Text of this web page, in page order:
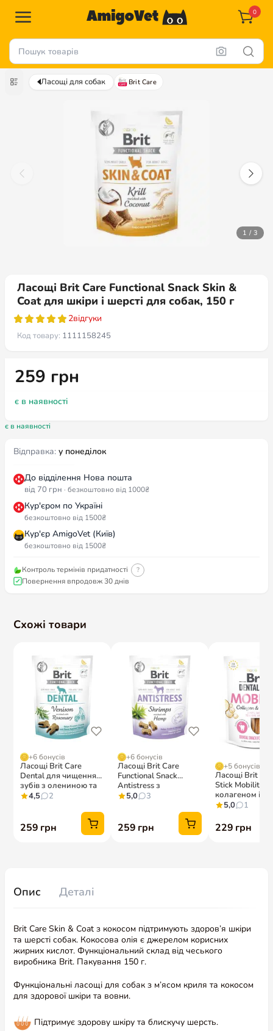
0
Ласощі для собак Brit Care
1 / 3
Ласощі Brit Care Functional Snack Skin &
Coat для шкіри і шерсті для собак, 150 г
2відгуки
Код товару: 1111158245
259 грн
є в наявності
є в наявності
Відправка: у понеділок
До відділення Нова пошта
від 70 грн · безкоштовно від 1000₴
Кур'єром по Україні
безкоштовно від 1500₴
Кур'єр AmigoVet (Київ)
безкоштовно від 1500₴
Контроль термінів придатності ?
Повернення впродовж 30 днів
Схожі товари
Опис Деталі
Brit Care Skin & Coat з кокосом підтримують здоров’я шкіри
та шерсті собак. Кокосова олія є джерелом корисних
жирних кислот. Функціональний склад від чеського
виробника Brit. Пакування 150 г.
Функціональні ласощі для собак з м’ясом криля та кокосом
для здорової шкіри та вовни.
Підтримує здорову шкіру та блискучу шерсть.